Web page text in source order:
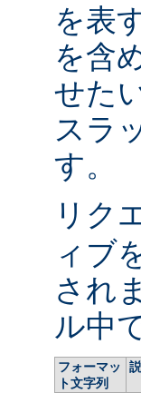
を表
を含
せた
スラ
す。
リク
ィブ
され
ル中
フォーマッ
ト文字列